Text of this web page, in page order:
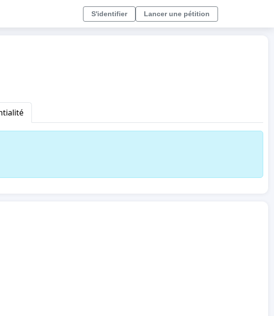
S'identifier Lancer une pétition